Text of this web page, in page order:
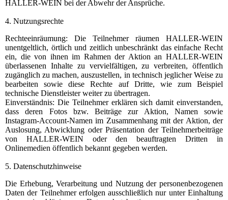
HALLER-WEIN bei der Abwehr der Ansprüche.
4. Nutzungsrechte
Rechteeinräumung: Die Teilnehmer räumen HALLER-WEIN
unentgeltlich, örtlich und zeitlich unbeschränkt das einfache Recht
ein, die von ihnen im Rahmen der Aktion an HALLER-WEIN
überlassenen Inhalte zu vervielfältigen, zu verbreiten, öffentlich
zugänglich zu machen, auszustellen, in technisch jeglicher Weise zu
bearbeiten sowie diese Rechte auf Dritte, wie zum Beispiel
technische Dienstleister weiter zu übertragen.
Einverständnis: Die Teilnehmer erklären sich damit einverstanden,
dass deren Fotos bzw. Beiträge zur Aktion, Namen sowie
Instagram-Account-Namen im Zusammenhang mit der Aktion, der
Auslosung, Abwicklung oder Präsentation der Teilnehmerbeiträge
von HALLER-WEIN oder den beauftragten Dritten in
Onlinemedien öffentlich bekannt gegeben werden.
5. Datenschutzhinweise
Die Erhebung, Verarbeitung und Nutzung der personenbezogenen
Daten der Teilnehmer erfolgen ausschließlich nur unter Einhaltung